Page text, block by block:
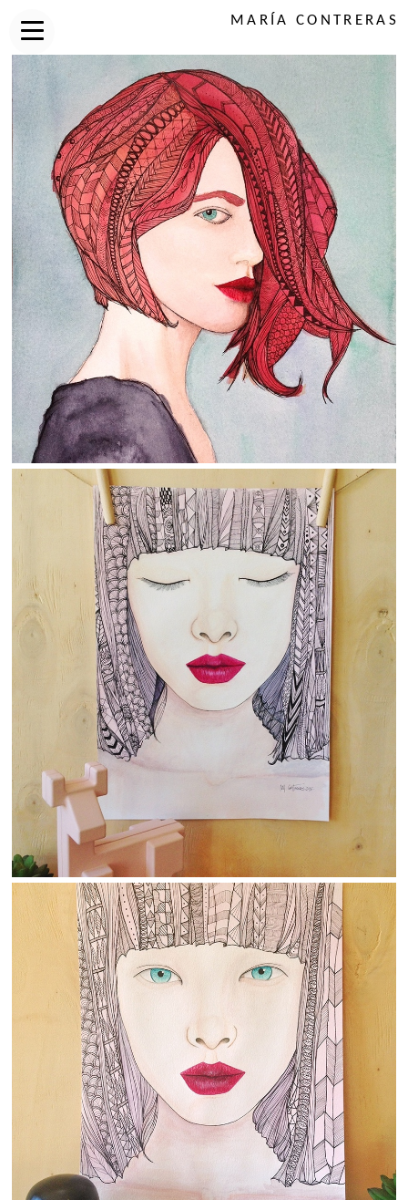
MARÍA CONTRERAS